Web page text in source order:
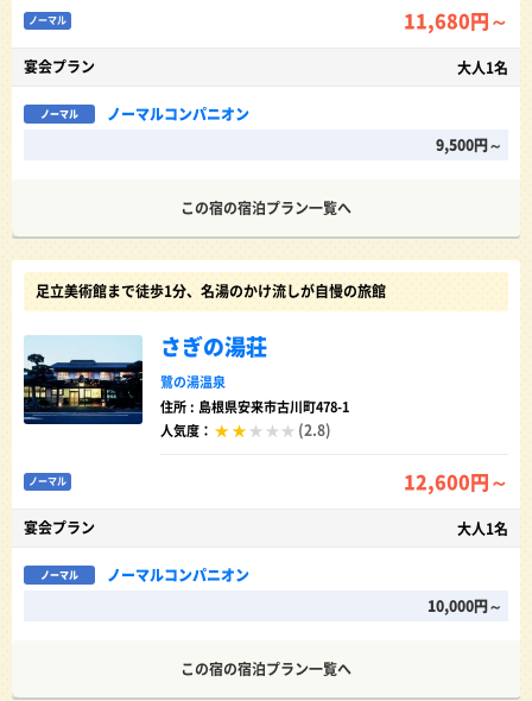
ノーマル 11,680円～
宴会プラン 大人1名
ノーマル
ノーマルコンパニオン
9,500円～
この宿の宿泊プラン一覧へ
足立美術館まで徒歩1分、名湯のかけ流しが自慢の旅館
さぎの湯荘
鷺の湯温泉
住所 : 島根県安来市古川町478-1
人気度：
(2.8)
ノーマル 12,600円～
宴会プラン 大人1名
ノーマル
ノーマルコンパニオン
10,000円～
この宿の宿泊プラン一覧へ